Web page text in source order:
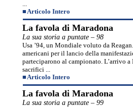
...
■Articolo Intero
La favola di Maradona
La sua storia a puntate – 98
Usa ’94, un Mondiale voluto da
americani per il lancio della
parteciparono al campionato. L’arrivo
sacrifici ...
■Articolo Intero
La favola di Maradona
La sua storia a puntate – 99